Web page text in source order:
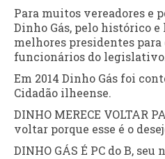
Para muitos vereadores e
Dinho Gás, pelo histórico e
melhores presidentes para
funcionários do
Em 2014 Dinho Gás foi
Cidadão ilheense.
DINHO MERECE VOLTAR
voltar porque esse é o
DINHO GÁS É PC do B, seu